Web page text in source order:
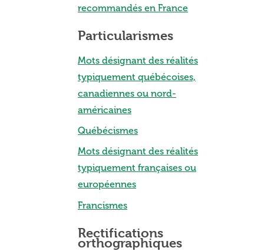
recommandés en France
Particularismes
Mots désignant des réalités
typiquement québécoises,
canadiennes ou nord-
américaines
Québécismes
Mots désignant des réalités
typiquement françaises ou
européennes
Francismes
Rectifications
orthographiques